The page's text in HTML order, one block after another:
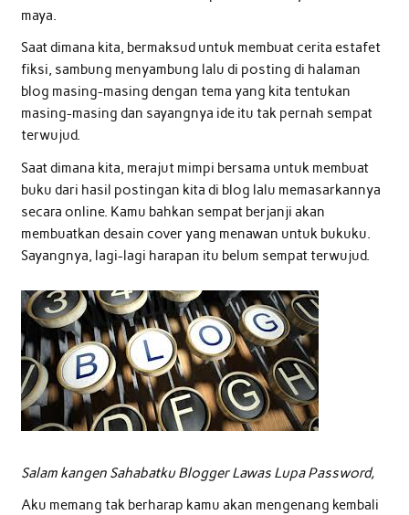
maya.
Saat dimana kita, bermaksud untuk membuat cerita estafet
fiksi, sambung menyambung lalu di posting di halaman
blog masing-masing dengan tema yang kita tentukan
masing-masing dan sayangnya ide itu tak pernah sempat
terwujud.
Saat dimana kita, merajut mimpi bersama untuk membuat
buku dari hasil postingan kita di blog lalu memasarkannya
secara online. Kamu bahkan sempat berjanji akan
membuatkan desain cover yang menawan untuk bukuku.
Sayangnya, lagi-lagi harapan itu belum sempat terwujud.
Salam kangen Sahabatku Blogger Lawas Lupa Password,
Aku memang tak berharap kamu akan mengenang kembali